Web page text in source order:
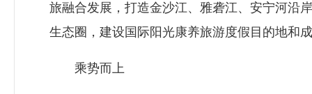
旅融合发展，打造金沙江、雅砻江、安宁河沿
生态圈，建设国际阳光康养旅游度假目的地和
乘势而上